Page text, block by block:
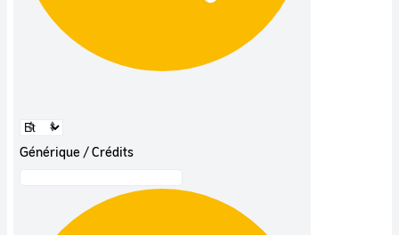
Générique / Crédits